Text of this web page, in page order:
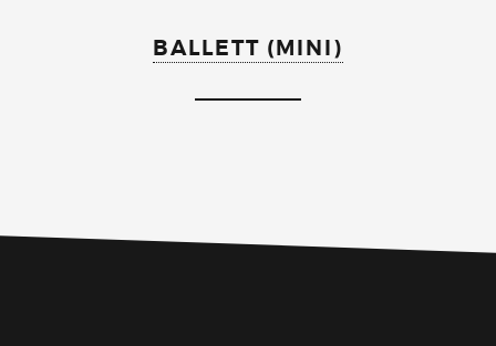
BALLETT (MINI)